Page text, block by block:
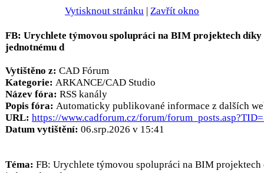
Vytisknout stránku | Zavřít okno
FB: Urychlete týmovou spolupráci na BIM projektech díky
jednotnému d
Vytištěno z: CAD Fórum
Kategorie: ARKANCE/CAD Studio
Název fóra: RSS kanály
Popis fóra: Automaticky publikované informace z dalších
URL: https://www.cadforum.cz/forum/
Datum vytištění: 06.srp.2026 v 15:41
Téma: FB: Urychlete týmovou spolupráci na BIM